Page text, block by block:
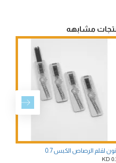
مشابهه
لقلم الرصاص الكبس 0.7